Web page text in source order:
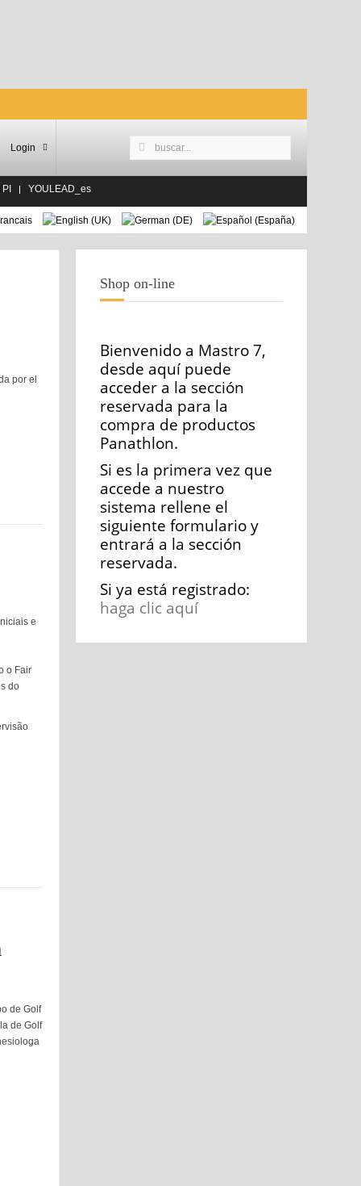
Login
YOULEAD_es
por el
e
o Fair
do
de Golf
de Golf
Shop on-line
Bienvenido a Mastro 7,
desde aquí puede
acceder a la sección
reservada para la
compra de productos
Panathlon.
Si es la primera vez que
accede a nuestro
sistema rellene el
siguiente formulario y
entrará a la sección
reservada.
Si ya está registrado:
haga clic aquí